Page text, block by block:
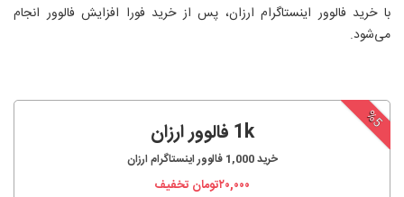
با خرید فالوور اینستاگرام ارزان، پس از خرید فورا افزایش فالوور انجام‌
می‌شود.
%5 1k فالوور ارزان
خرید1,000 فالوور اینستاگرام ارزان
۲۰,۰۰۰تومان تخفیف